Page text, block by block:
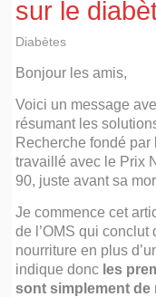
sur le
Diabètes
Bonjour les amis,
Voici un message
résumant les
Recherche fondé
travaillé avec le Prix
90, juste avant sa
Je commence cet
de l’OMS qui
nourriture en plus
indique donc les
sont simplement de